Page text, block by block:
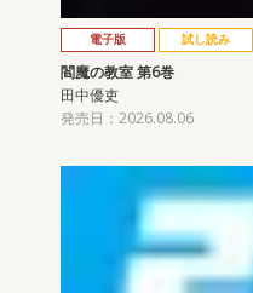
電子版 試し読み
閻魔の教室 第6巻
田中優吏
発売日：2026.08.06